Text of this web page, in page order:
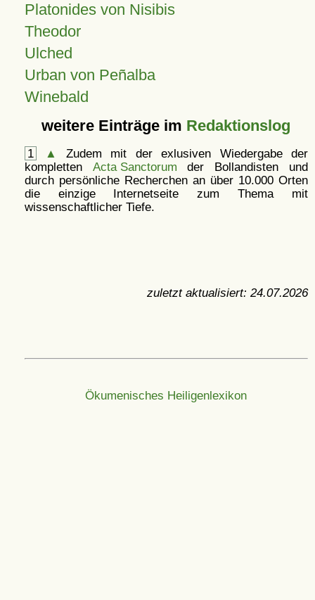
Platonides von Nisibis
Theodor
Ulched
Urban von Peñalba
Winebald
weitere Einträge im Redaktionslog
1 ▲
Zudem mit der exlusiven Wiedergabe der
kompletten Acta Sanctorum der Bollandisten und
durch persönliche Recherchen an über 10.000 Orten
die einzige Internetseite zum Thema mit
wissenschaftlicher Tiefe.
zuletzt aktualisiert: 24.07.2026
Ökumenisches Heiligenlexikon